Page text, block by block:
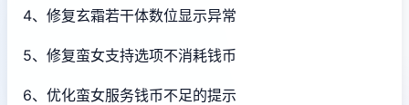
4、修复玄霜若干体数位显示异常
5、修复蛮女支持选项不消耗钱币
6、优化蛮女服务钱币不足的提示